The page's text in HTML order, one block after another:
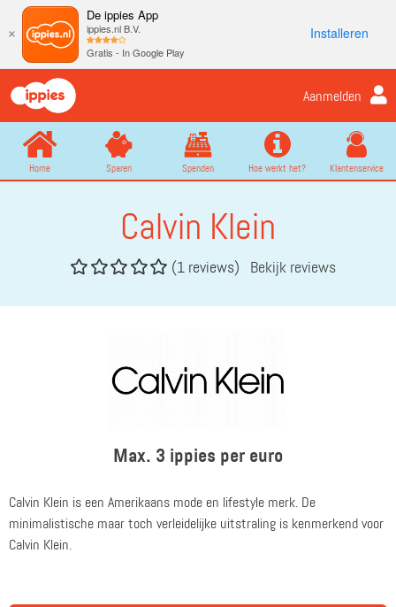
×
De ippies App
ippies.nl B.V.
Gratis - In Google Play
Installeren
Aanmelden
Home Sparen Spenden Hoe werkt het? Klantenservice
Calvin Klein
(1 reviews) Bekijk reviews
Max. 3 ippies per euro
Calvin Klein is een Amerikaans mode en lifestyle merk. De
minimalistische maar toch verleidelijke uitstraling is kenmerkend voor
Calvin Klein.